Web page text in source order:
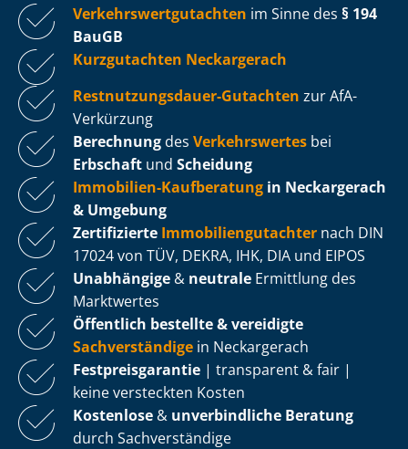
Ver­kehrs­wert­gut­ach­ten im Sinne des § 194
BauGB
Kurzgutachten Neckargerach
Rest­nut­zungs­dau­er-Gutachten zur AfA-
Verkürzung
Berechnung des Verkehrswertes bei
Erbschaft und Scheidung
Immobilien-Kaufberatung in Neckargerach
& Umgebung
Zertifizierte Im­mo­bi­li­en­gut­ach­ter nach DIN
17024 von TÜV, DEKRA, IHK, DIA und EIPOS
Unabhängige & neutrale Ermittlung des
Marktwertes
Öffentlich bestellte & vereidigte
Sachverständige in Neckargerach
Fest­preis­ga­ran­tie | transparent & fair |
keine versteckten Kosten
Kostenlose & unverbindliche Beratung
durch Sachverständige